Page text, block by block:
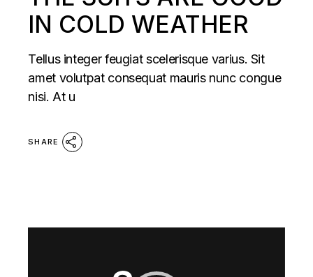
IN COLD WEATHER
Tellus integer feugiat scelerisque varius. Sit
amet volutpat consequat mauris nunc congue
nisi. At u
SHARE